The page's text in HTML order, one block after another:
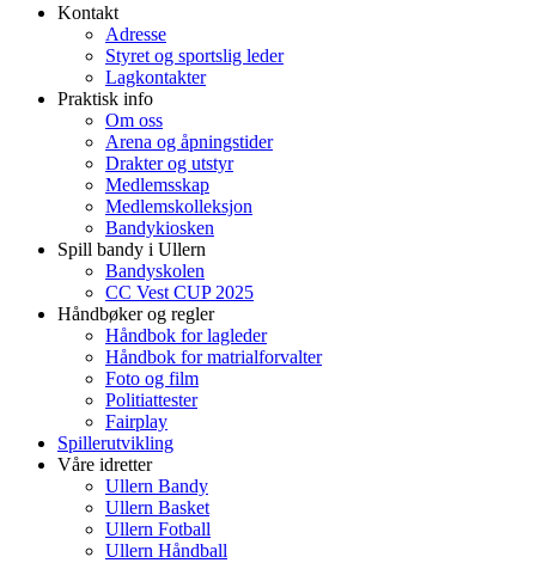
Kontakt
Adresse
Styret og sportslig leder
Lagkontakter
Praktisk info
Om oss
Arena og åpningstider
Drakter og utstyr
Medlemsskap
Medlemskolleksjon
Bandykiosken
Spill bandy i Ullern
Bandyskolen
CC Vest CUP 2025
Håndbøker og regler
Håndbok for lagleder
Håndbok for matrialforvalter
Foto og film
Politiattester
Fairplay
Spillerutvikling
Våre idretter
Ullern Bandy
Ullern Basket
Ullern Fotball
Ullern Håndball